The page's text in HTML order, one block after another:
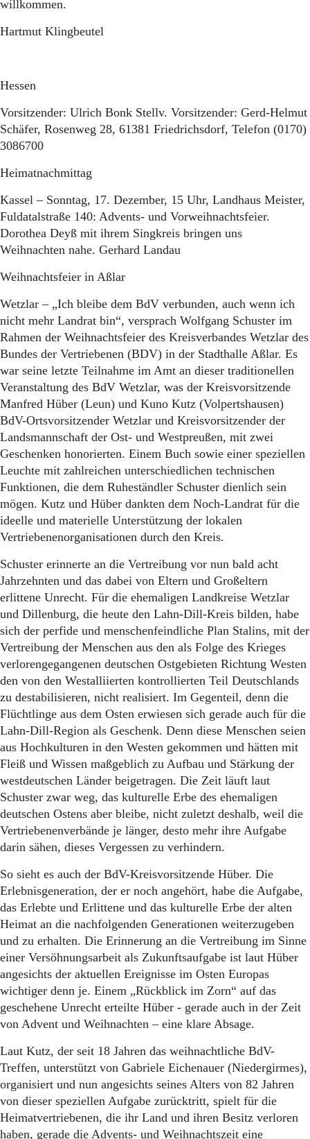
willkommen.
Hartmut Klingbeutel
Hessen
Vorsitzender: Ulrich Bonk Stellv. Vorsitzender: Gerd-Helmut
Schäfer, Rosenweg 28, 61381 Friedrichsdorf, Telefon (0170)
3086700
Heimatnachmittag
Kassel – Sonntag, 17. Dezember, 15 Uhr, Landhaus Meister,
Fuldatalstraße 140: Advents- und Vorweihnachtsfeier.
Dorothea Deyß mit ihrem Singkreis bringen uns
Weihnachten nahe. Gerhard Landau
Weihnachtsfeier in Aßlar
Wetzlar – „Ich bleibe dem BdV verbunden, auch wenn ich
nicht mehr Landrat bin“, versprach Wolfgang Schuster im
Rahmen der Weihnachtsfeier des Kreisverbandes Wetzlar des
Bundes der Vertriebenen (BDV) in der Stadthalle Aßlar. Es
war seine letzte Teilnahme im Amt an dieser traditionellen
Veranstaltung des BdV Wetzlar, was der Kreisvorsitzende
Manfred Hüber (Leun) und Kuno Kutz (Volpertshausen)
BdV-Ortsvorsitzender Wetzlar und Kreisvorsitzender der
Landsmannschaft der Ost- und Westpreußen, mit zwei
Geschenken honorierten. Einem Buch sowie einer speziellen
Leuchte mit zahlreichen unterschiedlichen technischen
Funktionen, die dem Ruheständler Schuster dienlich sein
mögen. Kutz und Hüber dankten dem Noch-Landrat für die
ideelle und materielle Unterstützung der lokalen
Vertriebenenorganisationen durch den Kreis.
Schuster erinnerte an die Vertreibung vor nun bald acht
Jahrzehnten und das dabei von Eltern und Großeltern
erlittene Unrecht. Für die ehemaligen Landkreise Wetzlar
und Dillenburg, die heute den Lahn-Dill-Kreis bilden, habe
sich der perfide und menschenfeindliche Plan Stalins, mit der
Vertreibung der Menschen aus den als Folge des Krieges
verlorengegangenen deutschen Ostgebieten Richtung Westen
den von den Westalliierten kontrollierten Teil Deutschlands
zu destabilisieren, nicht realisiert. Im Gegenteil, denn die
Flüchtlinge aus dem Osten erwiesen sich gerade auch für die
Lahn-Dill-Region als Geschenk. Denn diese Menschen seien
aus Hochkulturen in den Westen gekommen und hätten mit
Fleiß und Wissen maßgeblich zu Aufbau und Stärkung der
westdeutschen Länder beigetragen. Die Zeit läuft laut
Schuster zwar weg, das kulturelle Erbe des ehemaligen
deutschen Ostens aber bleibe, nicht zuletzt deshalb, weil die
Vertriebenenverbände je länger, desto mehr ihre Aufgabe
darin sähen, dieses Vergessen zu verhindern.
So sieht es auch der BdV-Kreisvorsitzende Hüber. Die
Erlebnisgeneration, der er noch angehört, habe die Aufgabe,
das Erlebte und Erlittene und das kulturelle Erbe der alten
Heimat an die nachfolgenden Generationen weiterzugeben
und zu erhalten. Die Erinnerung an die Vertreibung im Sinne
einer Versöhnungsarbeit als Zukunftsaufgabe ist laut Hüber
angesichts der aktuellen Ereignisse im Osten Europas
wichtiger denn je. Einem „Rückblick im Zorn“ auf das
geschehene Unrecht erteilte Hüber - gerade auch in der Zeit
von Advent und Weihnachten – eine klare Absage.
Laut Kutz, der seit 18 Jahren das weihnachtliche BdV-
Treffen, unterstützt von Gabriele Eichenauer (Niedergirmes),
organisiert und nun angesichts seines Alters von 82 Jahren
von dieser speziellen Aufgabe zurücktritt, spielt für die
Heimatvertriebenen, die ihr Land und ihren Besitz verloren
haben, gerade die Advents- und Weihnachtszeit eine